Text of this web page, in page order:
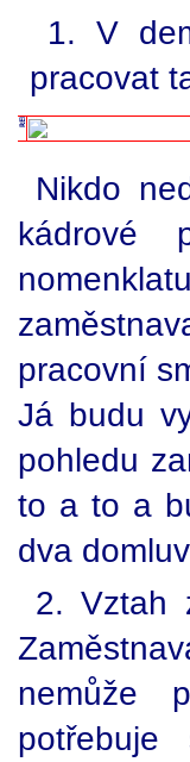
1. V
pracovat
Nikdo
kádrové
pracovní
Já budu
pohledu
to a to a
dva
2. Vztah
nemůže